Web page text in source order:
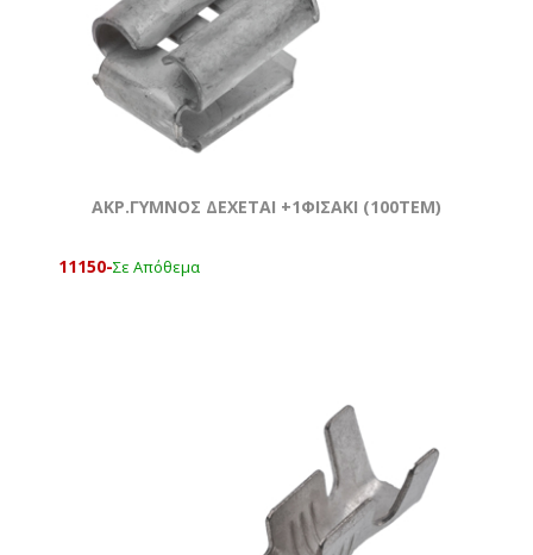
ΑΚΡ.ΓΥΜΝΟΣ ΔΕΧΕΤΑΙ +1ΦΙΣΑΚΙ (100ΤΕΜ)
11150-Σε Απόθεμα